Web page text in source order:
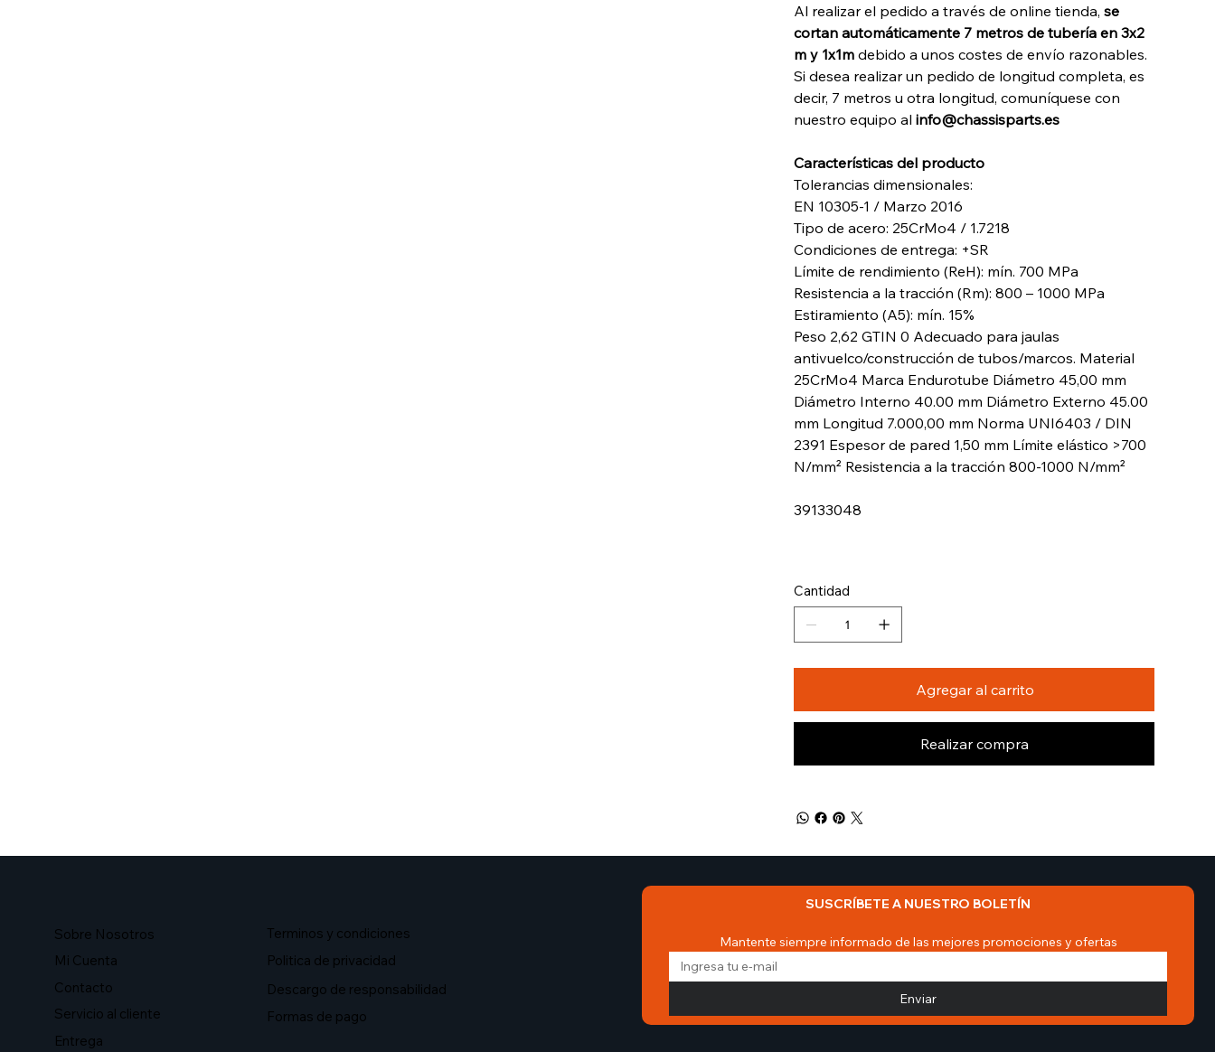
Al realizar el pedido a través de online tienda, se
cortan automáticamente 7 metros de tubería en 3x2
m y 1x1mdebido a unos costes de envío razonables.
Si desea realizar un pedido de longitud completa, es
decir, 7 metros u otra longitud, comuníquese con
nuestro equipo al info@chassisparts.es
Características del producto
Tolerancias dimensionales:
EN 10305-1 / Marzo 2016
Tipo de acero: 25CrMo4 / 1.7218
Condiciones de entrega: +SR
Límite de rendimiento (ReH): mín. 700 MPa
Resistencia a la tracción (Rm): 800 – 1000 MPa
Estiramiento (A5): mín. 15%
Peso 2,62 GTIN 0 Adecuado para jaulas
antivuelco/construcción de tubos/marcos. Material
25CrMo4 Marca Endurotube Diámetro 45,00 mm
Diámetro Interno 40.00 mm Diámetro Externo 45.00
mm Longitud 7.000,00 mm Norma UNI6403 / DIN
2391 Espesor de pared 1,50 mm Límite elástico >700
N/mm² Resistencia a la tracción 800-1000 N/mm²
39133048
Cantidad
Agregar al carrito
Realizar compra
Sobre Nosotros​
Mi Cuenta
Contacto
Servicio al cliente
Entrega
Terminos y condiciones
Politica de privacidad
Descargo de responsabilidad
Formas de pago
SUSCRÍBETE A NUESTRO BOLETÍN
Mantente siempre informado de las mejores promociones y ofertas
Enviar